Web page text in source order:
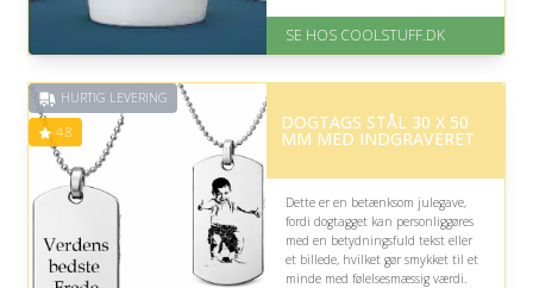
På lager
Levering: Standard leveringstid
Fremragende Trustpilot rating
SE HOS COOLSTUFF.DK
HURTIG LEVERING
4.8 DOGTAGS STÅL 30 X 50
MM MED INDGRAVERET
Dette er en betænksom julegave,
fordi dogtagget kan personliggøres
med en betydningsfuld tekst eller
et billede, hvilket gør smykket til et
minde med følelsesmæssig værdi.